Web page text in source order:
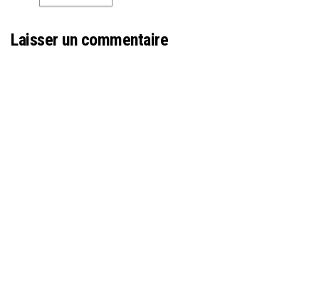
Laisser un commentaire